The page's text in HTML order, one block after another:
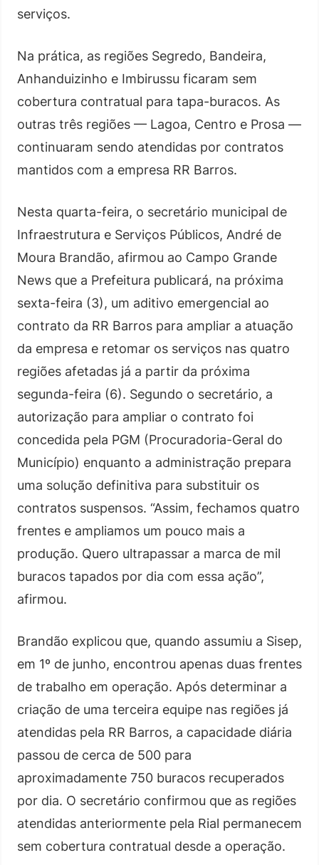
serviços.
Na prática, as regiões Segredo, Bandeira,
Anhanduizinho e Imbirussu ficaram sem
cobertura contratual para tapa-buracos. As
outras três regiões — Lagoa, Centro e Prosa —
continuaram sendo atendidas por contratos
mantidos com a empresa RR Barros.
Nesta quarta-feira, o secretário municipal de
Infraestrutura e Serviços Públicos, André de
Moura Brandão, afirmou ao Campo Grande
News que a Prefeitura publicará, na próxima
sexta-feira (3), um aditivo emergencial ao
contrato da RR Barros para ampliar a atuação
da empresa e retomar os serviços nas quatro
regiões afetadas já a partir da próxima
segunda-feira (6). Segundo o secretário, a
autorização para ampliar o contrato foi
concedida pela PGM (Procuradoria-Geral do
Município) enquanto a administração prepara
uma solução definitiva para substituir os
contratos suspensos. “Assim, fechamos quatro
frentes e ampliamos um pouco mais a
produção. Quero ultrapassar a marca de mil
buracos tapados por dia com essa ação”,
afirmou.
Brandão explicou que, quando assumiu a Sisep,
em 1º de junho, encontrou apenas duas frentes
de trabalho em operação. Após determinar a
criação de uma terceira equipe nas regiões já
atendidas pela RR Barros, a capacidade diária
passou de cerca de 500 para
aproximadamente 750 buracos recuperados
por dia. O secretário confirmou que as regiões
atendidas anteriormente pela Rial permanecem
sem cobertura contratual desde a operação.